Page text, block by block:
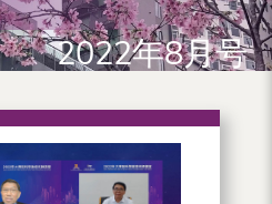
2022年8月号